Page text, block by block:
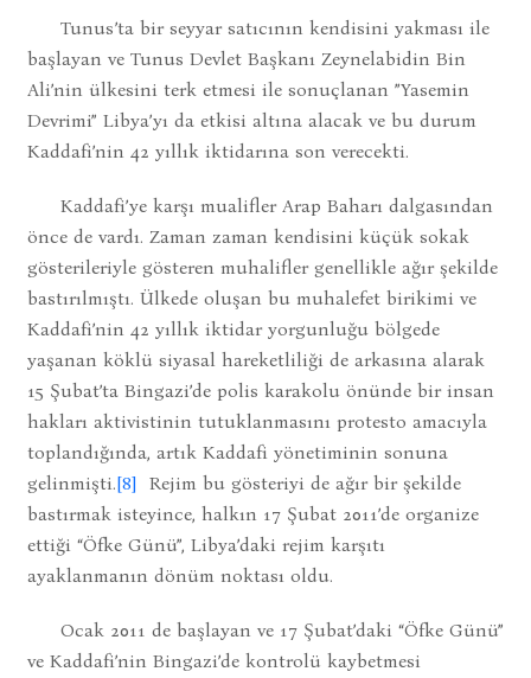
Tunus’ta bir seyyar satıcının kendisini yakması ile
başlayan ve Tunus Devlet Başkanı Zeynelabidin Bin
Ali’nin ülkesini terk etmesi ile sonuçlanan ”Yasemin
Devrimi” Libya’yı da etkisi altına alacak ve bu durum
Kaddafi’nin 42 yıllık iktidarına son verecekti.
Kaddafi’ye karşı mualifler Arap Baharı dalgasından
önce de vardı. Zaman zaman kendisini küçük sokak
gösterileriyle gösteren muhalifler genellikle ağır şekilde
bastırılmıştı. Ülkede oluşan bu muhalefet birikimi ve
Kaddafi’nin 42 yıllık iktidar yorgunluğu bölgede
yaşanan köklü siyasal hareketliliği de arkasına alarak
15 Şubat’ta Bingazi’de polis karakolu önünde bir insan
hakları aktivistinin tutuklanmasını protesto amacıyla
toplandığında, artık Kaddafi yönetiminin sonuna
gelinmişti.[8] Rejim bu gösteriyi de ağır bir şekilde
bastırmak isteyince, halkın 17 Şubat 2011’de organize
ettiği “Öfke Günü”, Libya’daki rejim karşıtı
ayaklanmanın dönüm noktası oldu.
Ocak 2011 de başlayan ve 17 Şubat’daki “Öfke Günü”
ve Kaddafi’nin Bingazi’de kontrolü kaybetmesi